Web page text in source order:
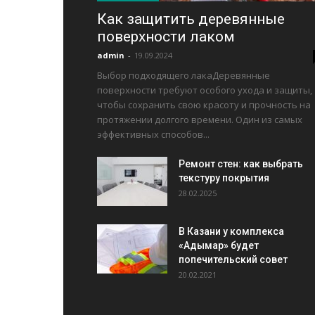
Как защитить деревянные
поверхности лаком
admin - 19.09.2024
Выбор подходящего лакаДеревянные
поверхности требуют особого ухода и защиты,
чтобы сохранить свою красоту и прочность на
протяжении долгого времени. Один из самых
эффективных способов...
Ремонт стен: как выбрать
текстуру покрытия
28.02.2025
В Казани у комплекса
«Адымар» будет
попечительский совет
20.02.2021